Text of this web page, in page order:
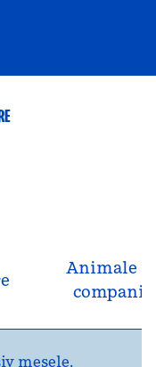
Animale
companie
mesele,